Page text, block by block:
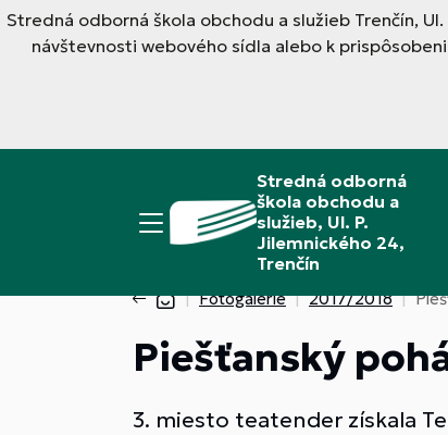
Stredná odborná škola obchodu a služieb Trenčín,
návštevnosti webového sídla alebo k
Stredná odborná
škola obchodu a
služieb, Ul. P.
Jilemnického 24,
Trenčín
Fotogalérie 2017/2018
Piešťanský
3. miesto teatender získala